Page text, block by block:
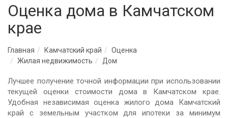
Оценка дома в Камчатском
крае
Главная Камчатский край
Оценка
Жилая недвижимость
Дом
Лучшее получение точной информации при использовании
текущей оценки стоимости дома в Камчатском крае.
Удобная независимая оценка жилого дома Камчатский
край с земельным участком для ипотеки за минимум